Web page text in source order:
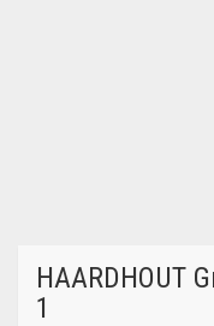
HAARDHOUT
1